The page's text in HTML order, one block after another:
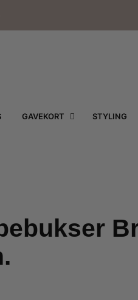
GAVEKORT STYLING